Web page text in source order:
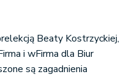
Beaty Kostrzyckiej,
i wFirma dla Biur
są zagadnienia